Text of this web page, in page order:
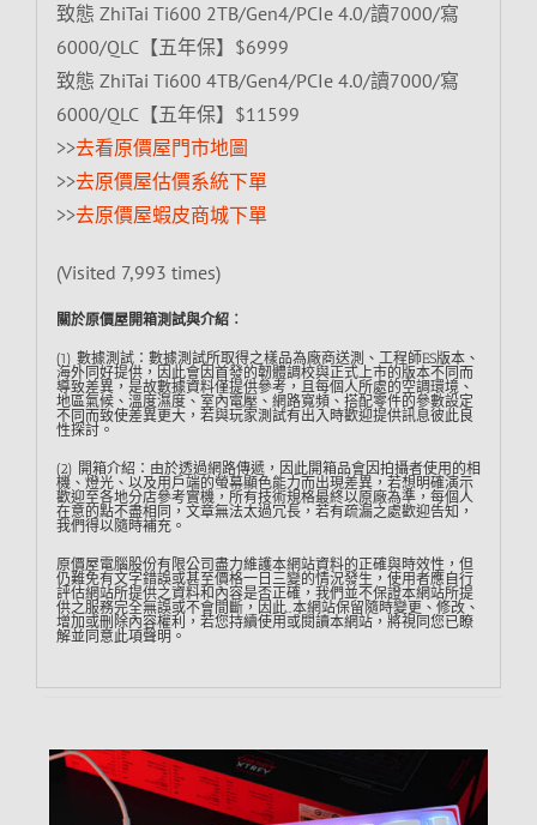
致態 ZhiTai Ti600 2TB/Gen4/PCIe 4.0/讀7000/寫
6000/QLC【五年保】$6999
致態 ZhiTai Ti600 4TB/Gen4/PCIe 4.0/讀7000/寫
6000/QLC【五年保】$11599
>>去看原價屋門市地圖
>>去原價屋估價系統下單
>>去原價屋蝦皮商城下單
(Visited 7,993 times)
關於原價屋開箱測試與介紹︰
(1) 數據測試：數據測試所取得之樣品為廠商送測、工程師ES版本、
海外同好提供，因此會因首發的韌體調校與正式上市的版本不同而
導致差異，是故數據資料僅提供參考，且每個人所處的空調環境、
地區氣候、溫度濕度、室內電壓、網路寬頻、搭配零件的參數設定
不同而致使差異更大，若與玩家測試有出入時歡迎提供訊息彼此良
性探討。
(2) 開箱介紹：由於透過網路傳遞，因此開箱品會因拍攝者使用的相
機、燈光、以及用戶端的螢幕顯色能力而出現差異，若想明確演示
歡迎至各地分店參考實機，所有技術規格最終以原廠為準，每個人
在意的點不盡相同，文章無法太過冗長，若有疏漏之處歡迎告知，
我們得以隨時補充。
原價屋電腦股份有限公司盡力維護本網站資料的正確與時效性，但
仍難免有文字錯誤或甚至價格一日三變的情況發生，使用者應自行
評估網站所提供之資料和內容是否正確，我們並不保證本網站所提
供之服務完全無誤或不會間斷，因此…本網站保留隨時變更、修改、
增加或刪除內容權利，若您持續使用或閱讀本網站，將視同您已瞭
解並同意此項聲明。